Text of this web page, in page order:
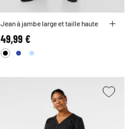
Jean à jambe large et taille haute
49,99 €